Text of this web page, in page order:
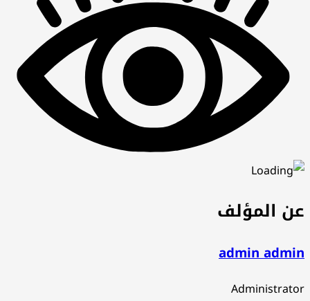
عن المؤلف
admin admin
Administrator